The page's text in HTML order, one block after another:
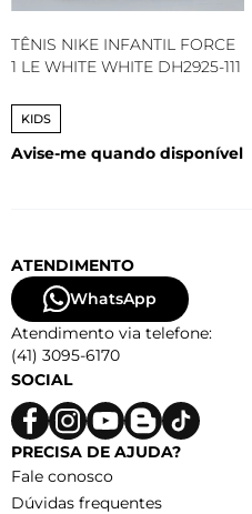
TÊNIS NIKE INFANTIL FORCE
1 LE WHITE WHITE DH2925-111
KIDS
Avise-me quando disponível
ATENDIMENTO
WhatsApp
Atendimento via telefone:
(41) 3095-6170
SOCIAL
PRECISA DE AJUDA?
Fale conosco
Dúvidas frequentes